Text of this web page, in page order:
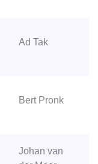
Ad Tak
Bert Pronk
Johan van